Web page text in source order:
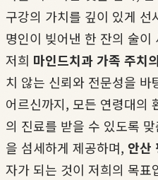
구강의 가치를 깊이 있게 선
명인이 빚어낸 한 잔의 술
저희 마인드치과 가족 주치의
치 않는 신뢰와 전문성을 바
어르신까지, 모든 연령대의
의 진료를 받을 수 있도록
을 섬세하게 제공하며, 안산
자가 되는 것이 저희의 목표